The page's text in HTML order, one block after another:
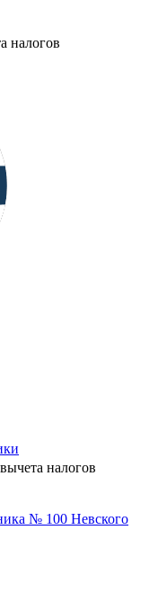
налогов
налогов
№ 100 Невского